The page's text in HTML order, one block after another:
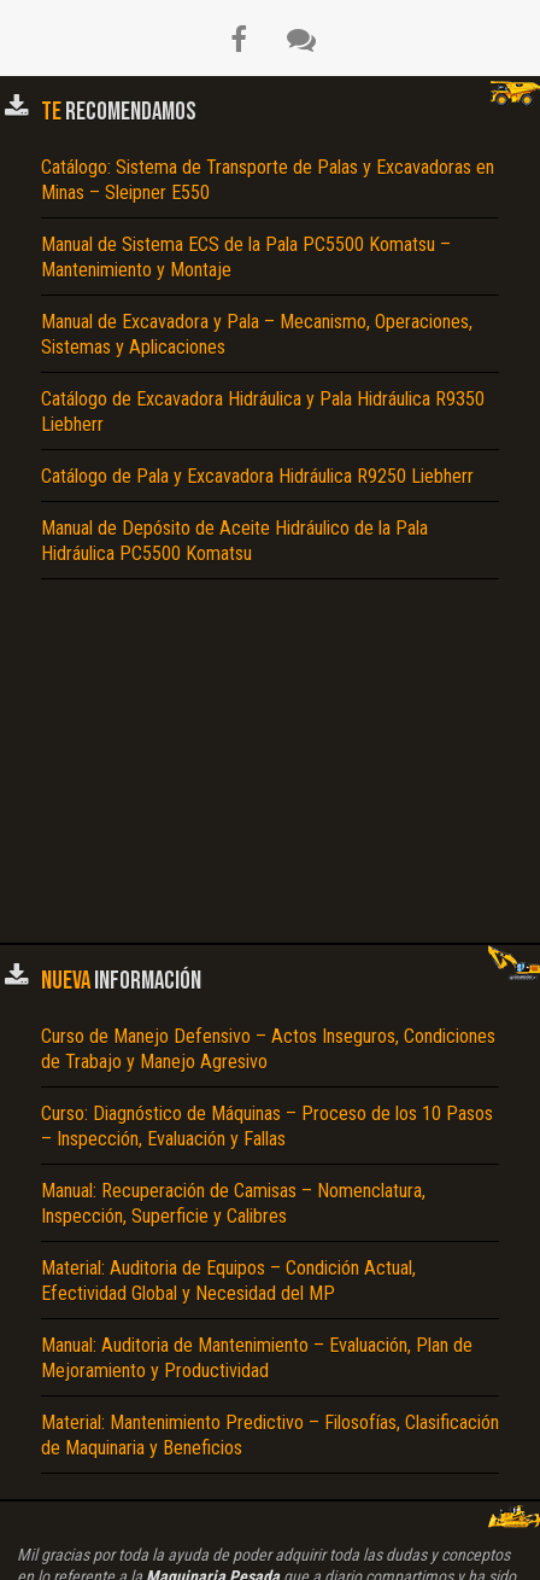
TERECOMENDAMOS
Catálogo: Sistema de Transporte de Palas y Excavadoras en
Minas – Sleipner E550
Manual de Sistema ECS de la Pala PC5500 Komatsu –
Mantenimiento y Montaje
Manual de Excavadora y Pala – Mecanismo, Operaciones,
Sistemas y Aplicaciones
Catálogo de Excavadora Hidráulica y Pala Hidráulica R9350
Liebherr
Catálogo de Pala y Excavadora Hidráulica R9250 Liebherr
Manual de Depósito de Aceite Hidráulico de la Pala
Hidráulica PC5500 Komatsu
NUEVAINFORMACIÓN
Curso de Manejo Defensivo – Actos Inseguros, Condiciones
de Trabajo y Manejo Agresivo
Curso: Diagnóstico de Máquinas – Proceso de los 10 Pasos
– Inspección, Evaluación y Fallas
Manual: Recuperación de Camisas – Nomenclatura,
Inspección, Superficie y Calibres
Material: Auditoria de Equipos – Condición Actual,
Efectividad Global y Necesidad del MP
Manual: Auditoria de Mantenimiento – Evaluación, Plan de
Mejoramiento y Productividad
Material: Mantenimiento Predictivo – Filosofías, Clasificación
de Maquinaria y Beneficios
Mil gracias por toda la ayuda de poder adquirir toda las dudas y conceptos
en lo referente a la Maquinaria Pesadaque a diario compartimos y ha sido
El Título es incorrecto según el contenido.
No carga o no se visualiza el contenido.
Reportar otro tipo de error...